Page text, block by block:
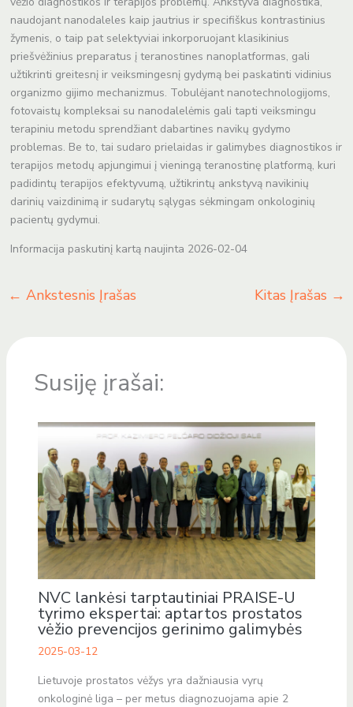
naudojant nanodaleles kaip jautrius ir specifiškus kontrastinius
žymenis, o taip pat selektyviai inkorporuojant klasikinius
priešvėžinius preparatus į teranostines nanoplatformas, gali
užtikrinti greitesnį ir veiksmingesnį gydymą bei paskatinti vidinius
organizmo gijimo mechanizmus. Tobulėjant nanotechnologijoms,
fotovaistų kompleksai su nanodalelėmis gali tapti veiksmingu
terapiniu metodu sprendžiant dabartines navikų gydymo
problemas. Be to, tai sudaro prielaidas ir galimybes diagnostikos ir
terapijos metodų apjungimui į vieningą teranostinę platformą, kuri
padidintų terapijos efektyvumą, užtikrintų ankstyvą navikinių
darinių vaizdinimą ir sudarytų sąlygas sėkmingam onkologinių
pacientų gydymui.
Informacija paskutinį kartą naujinta 2026-02-04
← Ankstesnis Įrašas Kitas Įrašas →
Susiję įrašai:
NVC lankėsi tarptautiniai PRAISE-U
tyrimo ekspertai: aptartos prostatos
vėžio prevencijos gerinimo galimybės
2025-03-12
Lietuvoje prostatos vėžys yra dažniausia vyrų
onkologinė liga – per metus diagnozuojama apie 2